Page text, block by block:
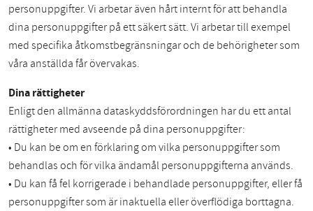
personuppgifter. Vi arbetar även hårt internt för att behandla
dina personuppgifter på ett säkert sätt. Vi arbetar till exempel
med specifika åtkomstbegränsningar och de behörigheter som
våra anställda får övervakas.
Dina rättigheter
Enligt den allmänna dataskyddsförordningen har du ett antal
rättigheter med avseende på dina personuppgifter:
• Du kan be om en förklaring om vilka personuppgifter som
behandlas och för vilka ändamål personuppgifterna används.
• Du kan få fel korrigerade i behandlade personuppgifter, eller få
personuppgifter som är inaktuella eller överflödiga borttagna.